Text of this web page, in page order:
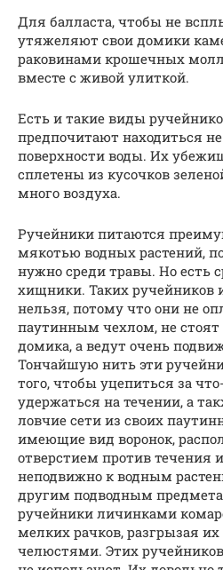
Для балласта, чтобы не
утяжеляют свои домики
раковинами крошечных
вместе с живой улиткой.
Есть и такие виды
предпочитают находиться не
поверхности воды. Их
сплетены из кусочков
много воздуха.
Ручейники питаются
мякотью водных растений,
нужно среди травы. Но есть
хищники. Таких
нельзя, потому что они не
паутинным чехлом, не стоят
домика, а ведут очень
Тончайшую нить эти
того, чтобы уцепиться за
удержаться на течении, а
ловчие сети из своих
имеющие вид воронок,
отверстием против течения
неподвижно к водным
другим подводным
ручейники личинками
мелких рачков, разгрызая
челюстями. Этих